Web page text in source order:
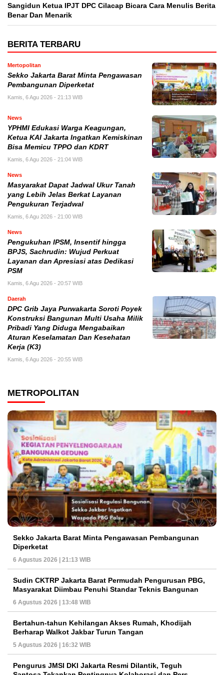
Sangidun Ketua IPJT DPC Cilacap Bicara Cara Menulis Berita
Benar Dan Menarik
BERITA TERBARU
Mertopolitan
Sekko Jakarta Barat Minta Pengawasan
Pembangunan Diperketat
Kamis, 6 Agu 2026 - 21:13 WIB
News
YPHMI Edukasi Warga Keagungan,
Ketua KAI Jakarta Ingatkan Kemiskinan
Bisa Memicu TPPO dan KDRT
Kamis, 6 Agu 2026 - 21:04 WIB
News
Masyarakat Dapat Jadwal Ukur Tanah
yang Lebih Jelas Berkat Layanan
Pengukuran Terjadwal
Kamis, 6 Agu 2026 - 21:00 WIB
News
Pengukuhan IPSM, Insentif hingga
BPJS, Sachrudin: Wujud Perkuat
Layanan dan Apresiasi atas Dedikasi
PSM
Kamis, 6 Agu 2026 - 20:57 WIB
Daerah
DPC Grib Jaya Purwakarta Soroti Poyek
Konstruksi Bangunan Multi Usaha Milik
Pribadi Yang Diduga Mengabaikan
Aturan Keselamatan Dan Kesehatan
Kerja (K3)
Kamis, 6 Agu 2026 - 20:55 WIB
METROPOLITAN
Sekko Jakarta Barat Minta Pengawasan Pembangunan
Diperketat
6 Agustus 2026 | 21:13 WIB
Sudin CKTRP Jakarta Barat Permudah Pengurusan PBG,
Masyarakat Diimbau Penuhi Standar Teknis Bangunan
6 Agustus 2026 | 13:48 WIB
Bertahun-tahun Kehilangan Akses Rumah, Khodijah
Berharap Walkot Jakbar Turun Tangan
5 Agustus 2026 | 16:32 WIB
Pengurus JMSI DKI Jakarta Resmi Dilantik, Teguh